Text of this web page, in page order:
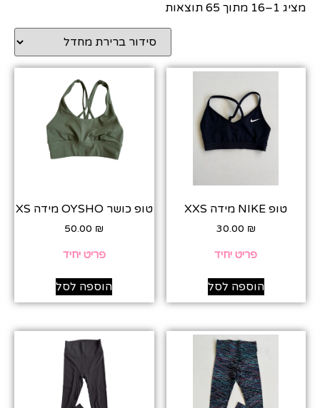
מציג 1–16 מתוך 65 תוצאות
טופ NIKE מידה XXS
30.00 ₪
פריט יחיד
הוספה לסל
טופ כושר OYSHO מידה XS
50.00 ₪
פריט יחיד
הוספה לסל